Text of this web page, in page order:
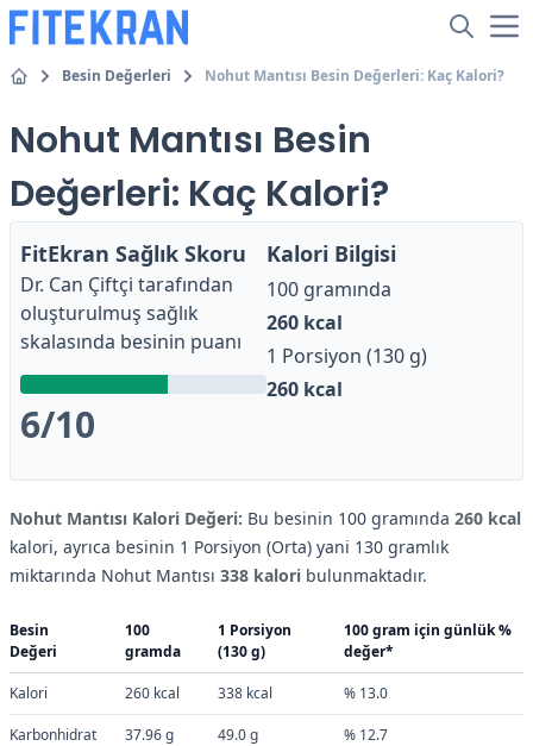
Besin Değerleri Nohut Mantısı Besin Değerleri: Kaç Kalori?
Nohut Mantısı Besin
Değerleri: Kaç Kalori?
FitEkran Sağlık Skoru
Dr. Can Çiftçi tarafından
oluşturulmuş sağlık
skalasında besinin puanı
6/10
Kalori Bilgisi
100 gramında
260 kcal
1 Porsiyon (130 g)
260 kcal
Nohut Mantısı Kalori Değeri: Bu besinin 100 gramında 260 kcal
kalori, ayrıca besinin 1 Porsiyon (Orta) yani 130 gramlık
miktarında Nohut Mantısı 338 kalori bulunmaktadır.
Besin
Değeri
100
gramda
1 Porsiyon
(130 g)
100 gram için günlük %
değer*
Kalori 260 kcal 338 kcal % 13.0
Karbonhidrat 37.96 g 49.0 g % 12.7